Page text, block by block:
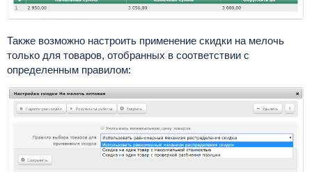
Также возможно настроить применение скидки на мелочь
только для товаров, отобранных в соответствии с
определенным правилом: